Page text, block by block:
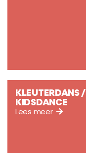
KLEUTERDANS /
KIDSDANCE
Lees meer